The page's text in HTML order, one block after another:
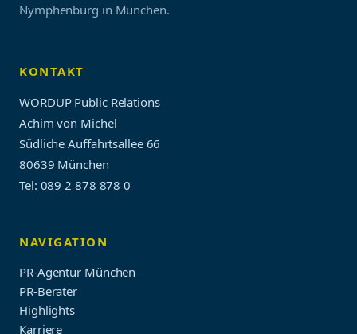
Nymphenburg in München.
KONTAKT
WORDUP Public Relations
Achim von Michel
Südliche Auffahrtsallee 66
80639 München
Tel: 089 2 878 878 0
NAVIGATION
PR-Agentur München
PR-Berater
Highlights
Karriere